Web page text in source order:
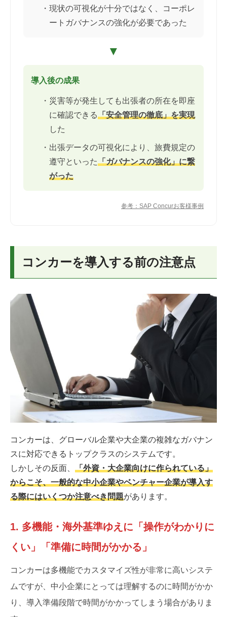
・現状の可視化が十分ではなく、コーポレ
ートガバナンスの強化が必要であった
▼
導入後の成果
・災害等が発生しても出張者の所在を即座
に確認できる「安全管理の徹底」を実現
した
・出張データの可視化により、旅費規定の
遵守といった「ガバナンスの強化」に繋
がった
参考：SAP Concurお客様事例
コンカーを導入する前の注意点
コンカーは、グローバル企業や大企業の複雑なガバナン
スに対応できるトップクラスのシステムです。
しかしその反面、 「外資・大企業向けに作られている」
からこそ、一般的な中小企業やベンチャー企業が導入す
る際にはいくつか注意べき問題があります。
1. 多機能・海外基準ゆえに「操作がわかりに
くい」「準備に時間がかかる」
コンカーは多機能でカスタマイズ性が非常に高いシステ
ムですが、中小企業にとっては理解するのに時間がかか
り、導入準備段階で時間がかかってしまう場合がありま